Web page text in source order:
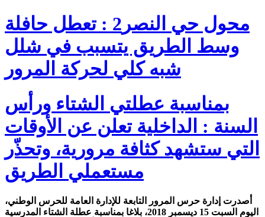
محول حي النصر2 : تعطل حافلة
وسط الطريق يتسبب في شلل
شبه كلي لحركة المرور
بمناسبة عطلتي الشتاء ورأس
السنة : الداخلية تعلن عن الأوقات
التي ستشهد كثافة مرورية، وتحذّر
مستعملي الطريق
أصدرت إدارة حرس المرور التابعة للإدارة العامة للحرس الوطني،
اليوم السبت 15 ديسمبر 2018، بلاغا بمناسبة عطلة الشتاء المدرسية